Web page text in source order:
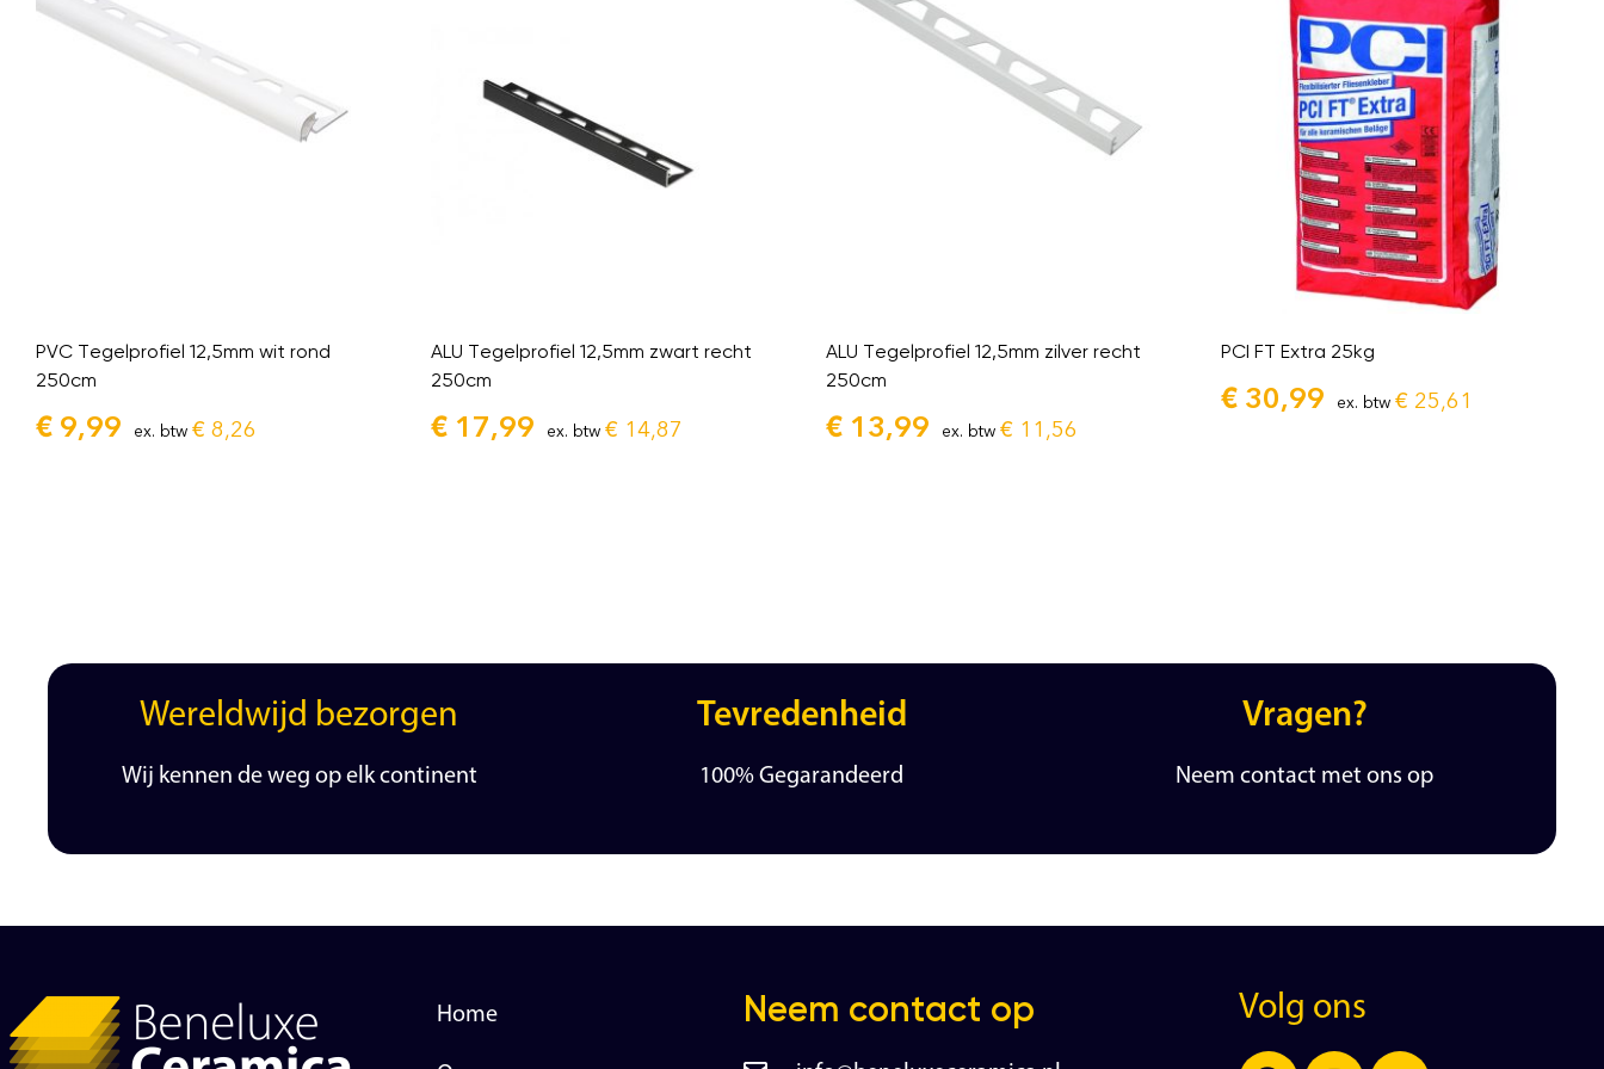
PVC Tegelprofiel 12,5mm wit rond
250cm
€ 9,99 ex. btw € 8,26
ALU Tegelprofiel 12,5mm zwart recht
250cm
€ 17,99 ex. btw € 14,87
ALU Tegelprofiel 12,5mm zilver recht
250cm
€ 13,99 ex. btw € 11,56
PCI FT Extra 25kg
€ 30,99 ex. btw € 25,61
Wereldwijd bezorgen
Wij kennen de weg op elk continent
Tevredenheid
100% Gegarandeerd
Vragen?
Neem contact met ons op
Home Neem contact op Volg ons